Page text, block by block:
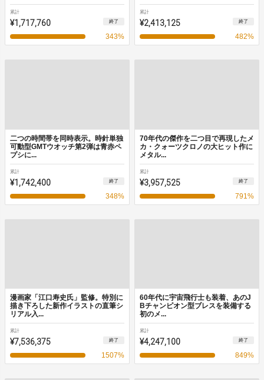
累計
¥1,717,760 終了
343%
累計
¥2,413,125 終了
482%
二つの時間帯を同時表示。時針単独
可動型GMTウオッチ第2弾は青赤ペ
プシに...
累計
¥1,742,400 終了
348%
70年代の傑作を二つ目で再現したメ
カ・クォーツクロノの大ヒット作に
メタル...
累計
¥3,957,525 終了
791 %
漫画家「江口寿史氏」監修。特別に
描き下ろした新作イラストの直筆シ
リアル入...
累計
¥7,536,375 終了
1507%
60年代に宇宙飛行士も装着、あのJ
Bチャンピオン型ブレスを装備する
初のメ...
累計
¥4,247,100 終了
849%